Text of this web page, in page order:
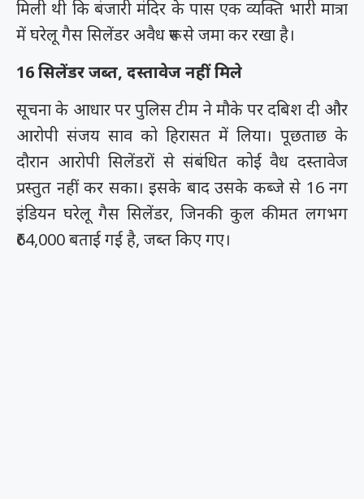
मिली थी कि बंजारी मंदिर के पास एक व्यक्ति भारी मात्रा
में घरेलू गैस सिलेंडर अवैध रूप से जमा कर रखा है।
16 सिलेंडर जब्त, दस्तावेज नहीं मिले
सूचना के आधार पर पुलिस टीम ने मौके पर दबिश दी और
आरोपी संजय साव को हिरासत में लिया। पूछताछ के
दौरान आरोपी सिलेंडरों से संबंधित कोई वैध दस्तावेज
प्रस्तुत नहीं कर सका। इसके बाद उसके कब्जे से 16 नग
इंडियन घरेलू गैस सिलेंडर, जिनकी कुल कीमत लगभग
₹64,000 बताई गई है, जब्त किए गए।